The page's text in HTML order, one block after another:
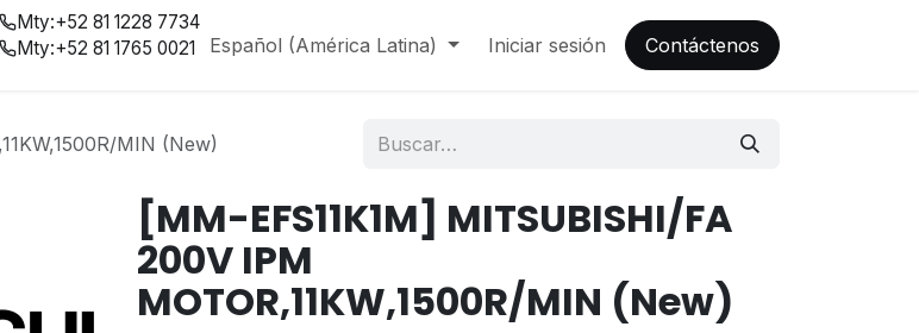
Mty:+52 81 1228 7734
Mty:+52 81 1765 0021 Español (América Latina) Iniciar sesión Contáctenos
MIN (New)
[MM-EFS11K1M] MITSUBISHI/FA
200V IPM
MOTOR,11KW,1500R/MIN (New)